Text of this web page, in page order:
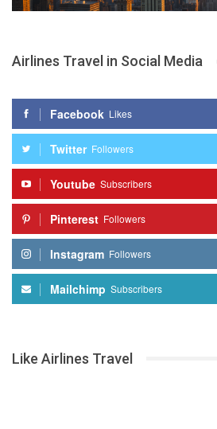
Airlines Travel in Social Media
Facebook Likes
Twitter Followers
Youtube Subscribers
Pinterest Followers
Instagram Followers
Mailchimp Subscribers
Like Airlines Travel